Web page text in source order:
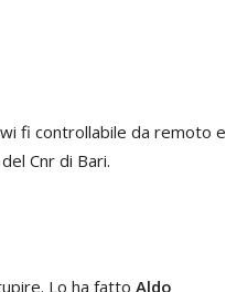
fi controllabile da remoto e
Cnr di Bari.
Lo ha fatto Aldo